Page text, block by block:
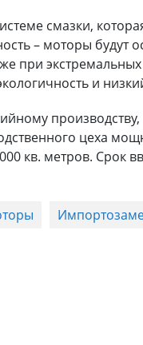
смазки,
– моторы
при
и
цеха
кв. метров. Срок